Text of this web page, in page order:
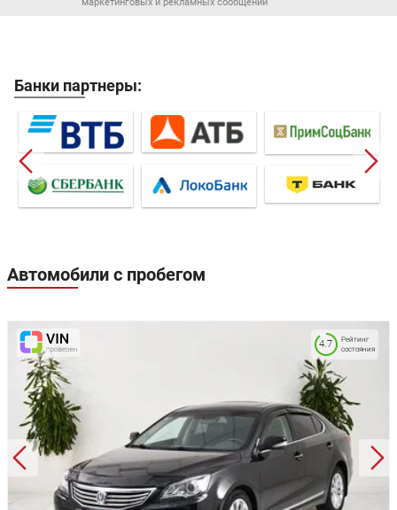
маркетинговых и рекламных сообщений
Банки партнеры:
Автомобили с пробегом
Рейтинг
состояния
4.7